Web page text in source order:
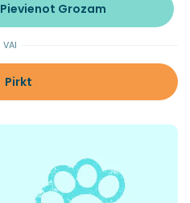
Pievienot Grozam
VAI
Pirkt